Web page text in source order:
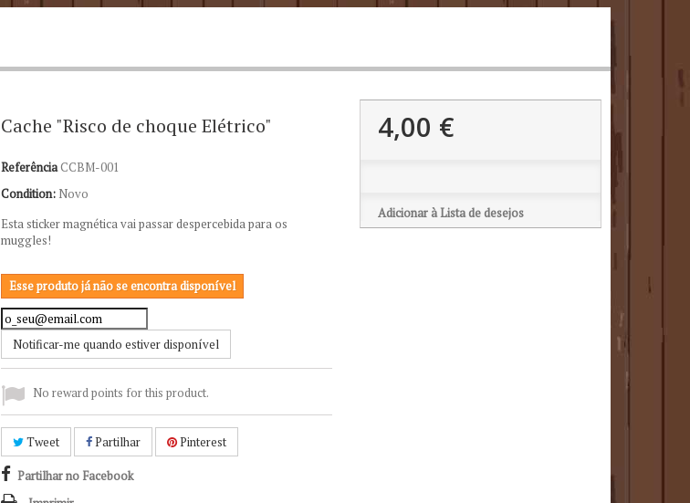
Cache "Risco de choque Elétrico"
ReferênciaCCBM-001
Condition: Novo
Esta sticker magnética vai passar despercebida para os
muggles!
Esse produto já não se encontra disponível
Notificar-me quando estiver disponível
No reward points for this product.
Tweet Partilhar Pinterest
Partilhar no Facebook
4,00 €
Adicionar à Lista de desejos